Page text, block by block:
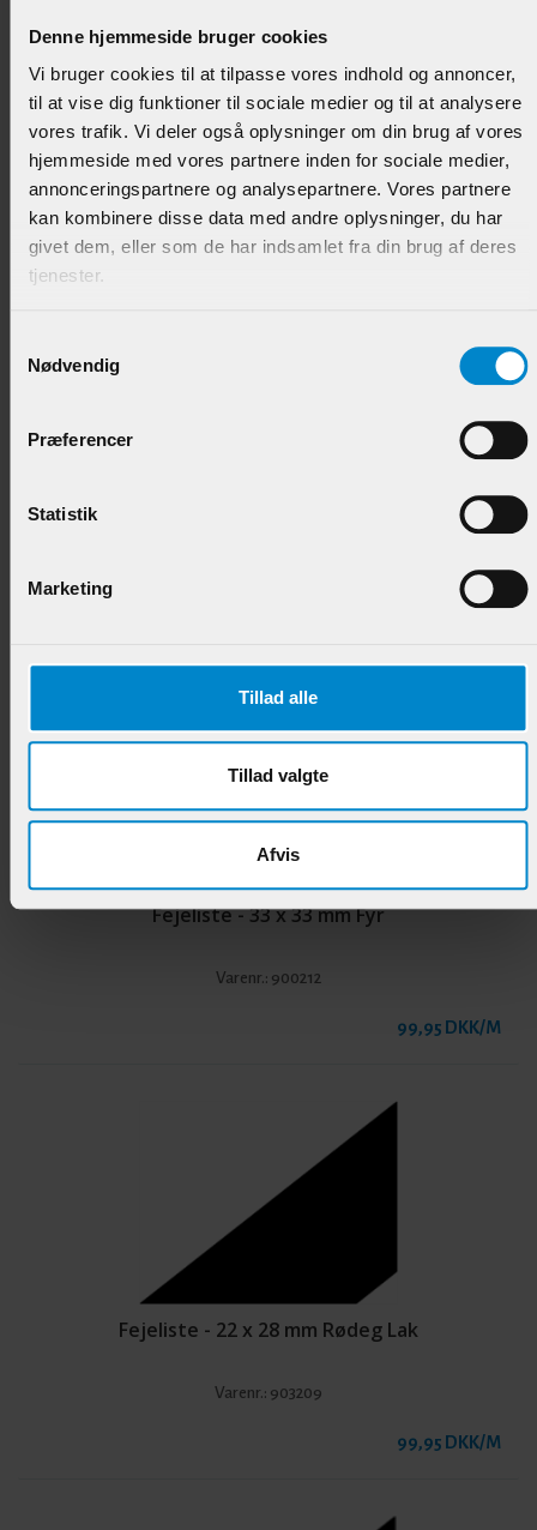
Denne hjemmeside bruger cookies
Vi bruger cookies til at tilpasse vores indhold og annoncer,
til at vise dig funktioner til sociale medier og til at analysere
vores trafik. Vi deler også oplysninger om din brug af vores
hjemmeside med vores partnere inden for sociale medier,
annonceringspartnere og analysepartnere. Vores partnere
kan kombinere disse data med andre oplysninger, du har
givet dem, eller som de har indsamlet fra din brug af deres
tjenester.
Nødvendig
Præferencer
Statistik
Marketing
Tillad alle
Tillad valgte
Afvis
Varenr.:901480
74,95 DKK/M
89,95 DKK/M
Fejeliste - 33 x 33 mm Fyr
Varenr.: 900212
99,95 DKK/M
Fejeliste - 22 x 28 mm Rødeg Lak
Varenr.: 903209
99,95 DKK/M